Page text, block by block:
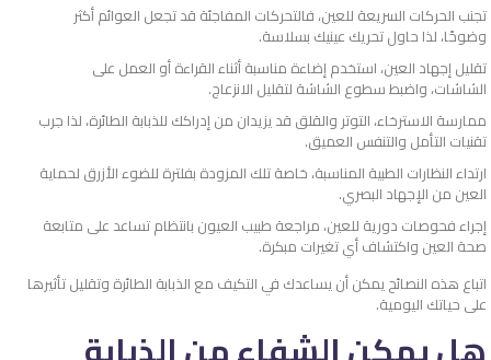
تجنب الحركات السريعة للعين، فالتحركات المفاجئة قد تجعل العوائم أكثر
وضوحًا، لذا حاول تحريك عينيك بسلاسة.
تقليل إجهاد العين، استخدم إضاءة مناسبة أثناء القراءة أو العمل على
الشاشات، واضبط سطوع الشاشة لتقليل الانزعاج.
ممارسة الاسترخاء، التوتر والقلق قد يزيدان من إدراكك للذبابة الطائرة، لذا جرب
تقنيات التأمل والتنفس العميق.
ارتداء النظارات الطبية المناسبة، خاصة تلك المزودة بفلترة للضوء الأزرق لحماية
العين من الإجهاد البصري.
إجراء فحوصات دورية للعين، مراجعة طبيب العيون بانتظام تساعد على متابعة
صحة العين واكتشاف أي تغيرات مبكرة.
اتباع هذه النصائح يمكن أن يساعدك في التكيف مع الذبابة الطائرة وتقليل تأثيرها
على حياتك اليومية.